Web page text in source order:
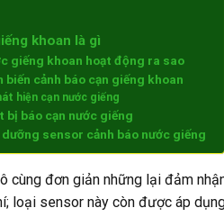
khoan là gì
giếng khoan hoạt động ra sao
cảnh báo cạn giếng khoan
hiện cạn nước giếng
bị báo cạn nước giếng
sensor cảnh báo nước giếng
cùng đơn giản những lại đảm
loại sensor này còn được áp